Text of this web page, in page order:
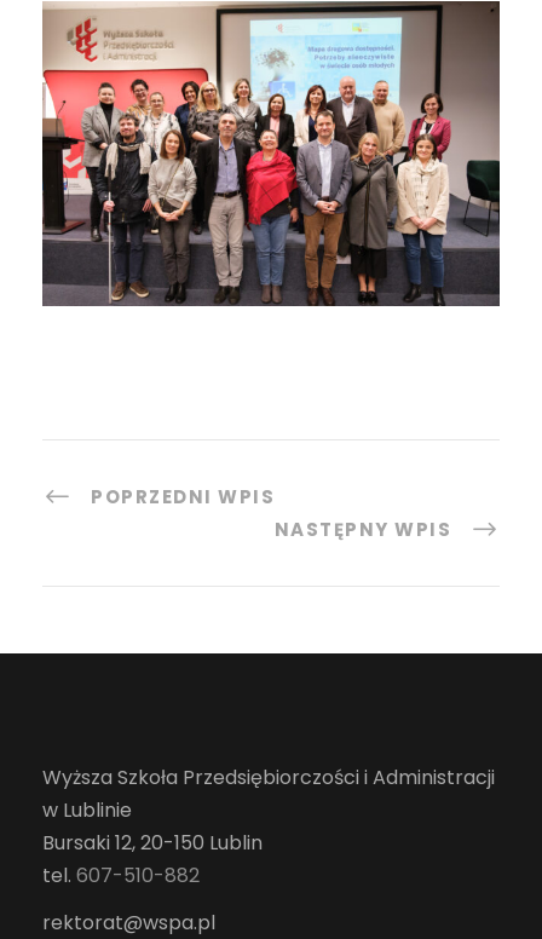
POPRZEDNI WPIS
NASTĘPNY WPIS
Wyższa Szkoła Przedsiębiorczości i Administracji
w Lublinie
Bursaki 12, 20-150 Lublin
tel. 607-510-882
rektorat@wspa.pl